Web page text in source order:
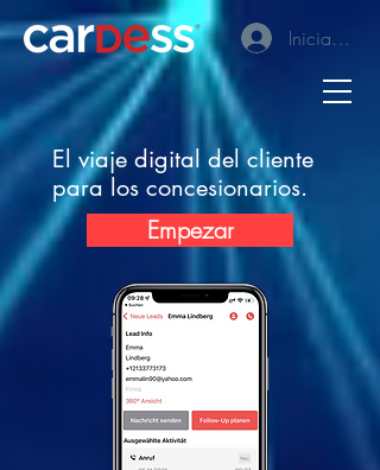
Iniciar sesión
El viaje digital del cliente
para los concesionarios.
Empezar